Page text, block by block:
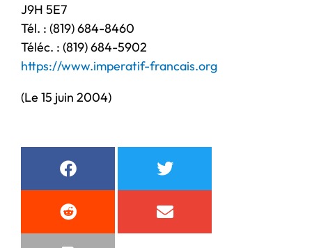
J9H 5E7
Tél. : (819) 684-8460
Téléc. : (819) 684-5902
https://www.imperatif-francais.org
(Le 15 juin 2004)